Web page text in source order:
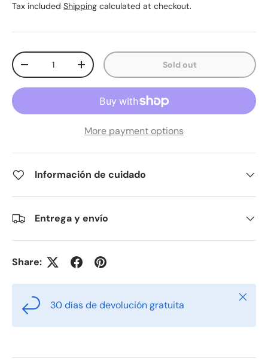
Tax included Shipping calculated at checkout.
Qty
Decrease quantityIncrease quantity Sold out
More payment options
Información de cuidado
Entrega y envío
Share:
30 días de devolución gratuita
Close